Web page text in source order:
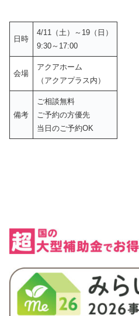
日時
4/11（土）～19（日）
9:30～17:00
会場
アクアホーム
（アクアプラス内）
備考
ご相談無料
ご予約の方優先
当日のご予約OK